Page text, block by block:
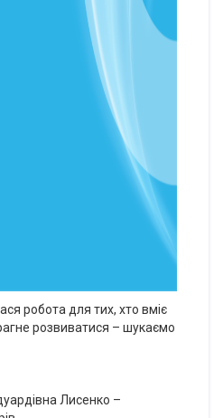
робота для тих, хто вміє
розвиватися – шукаємо
Лисенко –